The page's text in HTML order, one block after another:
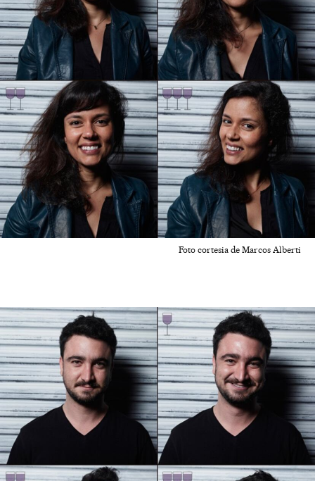
Foto cortesia de Marcos Alberti